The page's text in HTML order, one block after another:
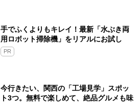
手でふくよりもキレイ！最新「水ぶき両
用ロボット掃除機」をリアルにお試し
PR
今行きたい、関西の「工場見学」スポッ
ト3つ。無料で楽しめて、絶品グルメも味